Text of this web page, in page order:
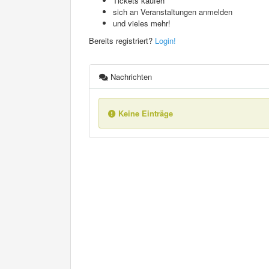
sich an Veranstaltungen anmelden
und vieles mehr!
Bereits registriert? Login!
Nachrichten
Keine Einträge